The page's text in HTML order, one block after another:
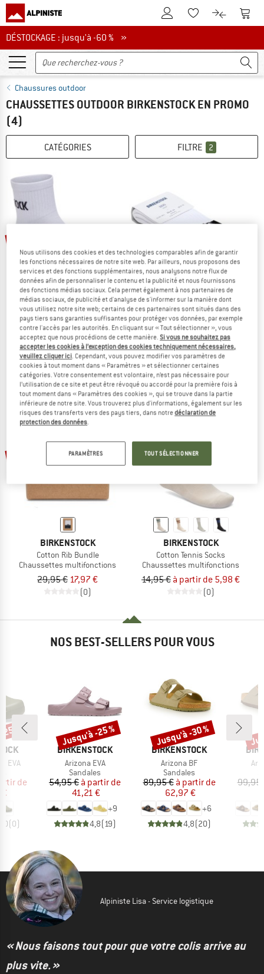
Vers le compte client
Vers la liste
Vers le
DÉSTOCKAGE : jusqu'à -60 %
DÉSTOCKAGE : jusqu'à -60 % »
Chaussures outdoor
CHAUSSETTES OUTDOOR BIRKENSTOCK EN PROMO
(4)
CATÉGORIES FILTRE 2
BIRKENSTOCK
Cotton Crew Ankle
Chaussettes multifonctions
12,95 €8,42 €
(0)
BIRKENSTOCK
Cotton Crew Stripe 2-Pack
Chaussettes multifonctions
27,95 €18,17 €
(0)
BIRKENSTOCK
Cotton Rib Bundle
Chaussettes multifonctions
29,95 € 17,97 €
(0)
Jusqu'à -60 %
BIRKENSTOCK
Cotton Tennis Socks
Chaussettes multifonctions
14,95 € à partir de 5,98 €
(0)
NOS BEST-SELLERS POUR VOUS
EVA
réduit
de
(0)
%
MARQUE
BIRKENSTOCK
Article
Arizona EVA
Product group
Sandales
Prix
54,95 € Prix réduit
à partir de
41,21 €
+9
4,8(19)
Remise
Jusqu'à -25 %
MARQUE
BIRKENSTOCK
Article
Arizona BF
Product group
Sandales
Prix
89,95 € Prix réduit
à partir de
62,97 €
+6
4,8(20)
Remise
Jusqu'à -30 %
99,95
Alpiniste Lisa - Service logistique
« Nous faisons tout pour que votre colis arrive au
plus vite. »
Nous utilisons des cookies et des technologies comparables afin de garantir
les fonctions nécessaires de notre site web. Par ailleurs, nous proposons des
services et des fonctions supplémentaires, nous analysons notre flux de
données afin de personnaliser le contenu et la publicité et nous fournissons
des fonctions médias sociaux. Cela permet également à nos partenaires de
médias sociaux, de publicité et d'analyse de s'informer sur la manière dont
vous utilisez notre site web; certains de ces partenaires sont situés dans des
pays tiers sans garanties suffisantes pour protéger vos données, par exemple
contre l'accès par les autorités. En cliquant sur « Tout sélectionner », vous
acceptez que nous procédions de cette manière.Si vous ne souhaitez pas
accepter les cookies à l’exception des cookies techniquement nécessaires,
veuillez cliquer ici. Cependant, vous pouvez modifier vos paramètres de
cookies à tout moment dans « Paramètres » et sélectionner certaines
catégories. Votre consentement est volontaire, n’est pas nécessaire pour
l’utilisation de ce site et peut être révoqué ou accordé pour la première fois à
tout moment dans « Paramètres des cookies », qui se trouve dans la partie
inférieure de notre site. Vous trouverez plus d'informations, également sur les
risques des transferts vers des pays tiers, dans notredéclaration de
protection des données.
PARAMÈTRES TOUT SÉLECTIONNER